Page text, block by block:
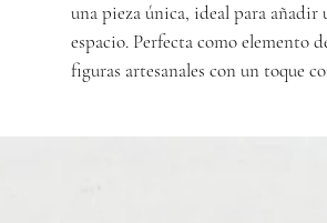
una pieza única, ideal para
espacio. Perfecta como elemento
figuras artesanales con un toque